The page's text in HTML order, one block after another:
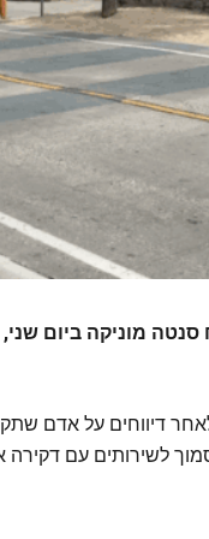
מוניקה ביום
השעה 2:00 אחר הצהריים לאחר דיווחים